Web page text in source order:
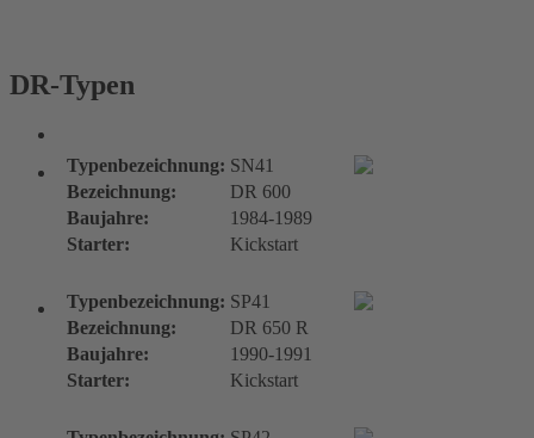
DR-Typen
Typenbezeichnung: SN41
Bezeichnung:
DR 600
Baujahre:
1984-1989
Starter:
Kickstart
Typenbezeichnung: SP41
Bezeichnung:
DR 650 R
Baujahre:
1990-1991
Starter:
Kickstart